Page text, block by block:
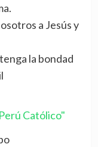
a Jesús y
la bondad
Católico"